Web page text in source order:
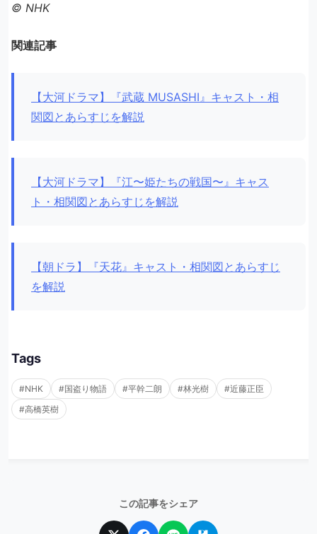
© NHK
関連記事
【大河ドラマ】『武蔵 MUSASHI』キャスト・相
関図とあらすじを解説
【大河ドラマ】『江〜姫たちの戦国〜』キャス
ト・相関図とあらすじを解説
【朝ドラ】『天花』キャスト・相関図とあらすじ
を解説
Tags
#NHK #国盗り物語 #平幹二朗 #林光樹
#近藤正臣
#高橋英樹
この記事をシェア